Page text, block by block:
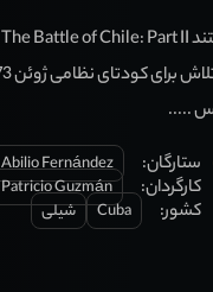
.....
ستارگان:
Abilio Fernández
کارگردان: Patricio Guzmán
کشور: Cuba شیلی